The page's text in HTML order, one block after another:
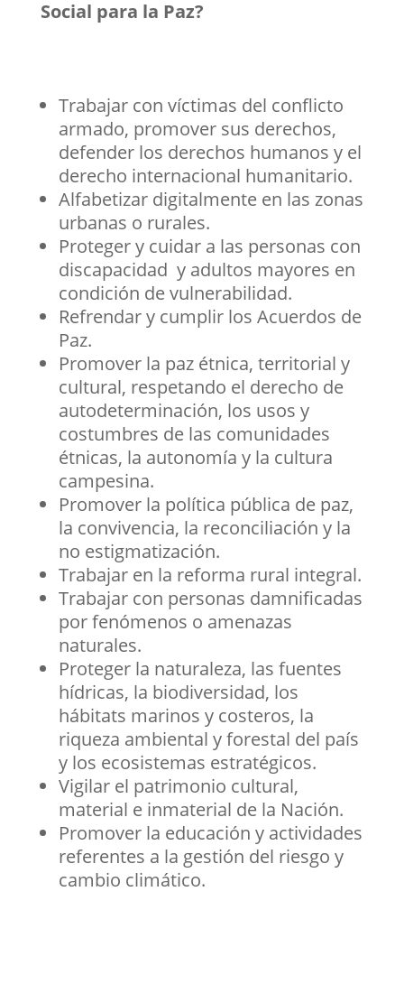
Social para la Paz?
Trabajar con víctimas del conflicto
armado, promover sus derechos,
defender los derechos humanos y el
derecho internacional humanitario.
Alfabetizar digitalmente en las zonas
urbanas o rurales.
Proteger y cuidar a las personas con
discapacidad y adultos mayores en
condición de vulnerabilidad.
Refrendar y cumplir los Acuerdos de
Paz.
Promover la paz étnica, territorial y
cultural, respetando el derecho de
autodeterminación, los usos y
costumbres de las comunidades
étnicas, la autonomía y la cultura
campesina.
Promover la política pública de paz,
la convivencia, la reconciliación y la
no estigmatización.
Trabajar en la reforma rural integral.
Trabajar con personas damnificadas
por fenómenos o amenazas
naturales.
Proteger la naturaleza, las fuentes
hídricas, la biodiversidad, los
hábitats marinos y costeros, la
riqueza ambiental y forestal del país
y los ecosistemas estratégicos.
Vigilar el patrimonio cultural,
material e inmaterial de la Nación.
Promover la educación y actividades
referentes a la gestión del riesgo y
cambio climático.